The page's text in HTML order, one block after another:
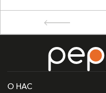
О НАС